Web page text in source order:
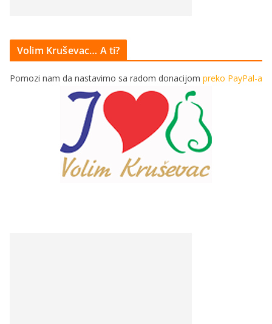
Volim Kruševac… A ti?
Pomozi nam da nastavimo sa radom donacijom preko PayPal-a